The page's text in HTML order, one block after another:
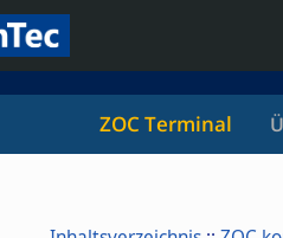
ZOC Terminal